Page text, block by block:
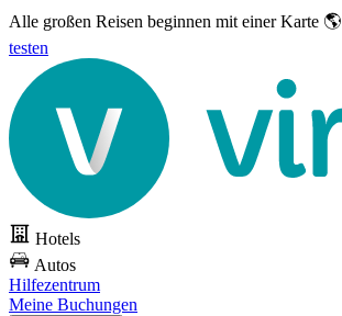
Alle großen Reisen beginnen mit einer Karte 🌎
testen
Hotels
Autos
Hilfezentrum
Meine Buchungen